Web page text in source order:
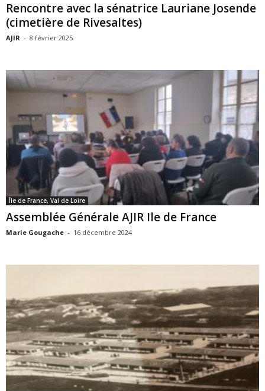
Rencontre avec la sénatrice Lauriane Josende
(cimetière de Rivesaltes)
AJIR - 8 février 2025
Île de France, Val de Loire
Assemblée Générale AJIR Ile de France
Marie Gougache - 16 décembre 2024